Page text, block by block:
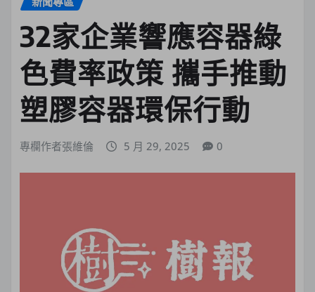
32家企業響應容器綠
色費率政策 攜手推動
塑膠容器環保行動
專欄作者張維倫 5 月 29, 2025 0